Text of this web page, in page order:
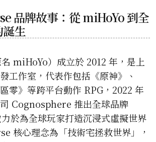
品牌故事：從 miHoYo 到全
生
miHoYo）成立於 2012 年，是上
工作室，代表作包括《原神》、
零》等跨平台動作 RPG，2022 年
Cognosphere 推出全球品牌
於為全球玩家打造沉浸式虛擬世界
核心理念為「技術宅拯救世界」，